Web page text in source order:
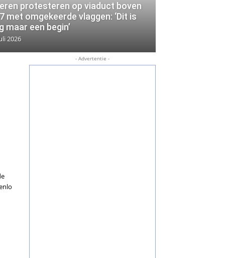
protesteren op viaduct boven
met omgekeerde vlaggen: ‘Dit is
maar een begin’
2026
- Advertentie -